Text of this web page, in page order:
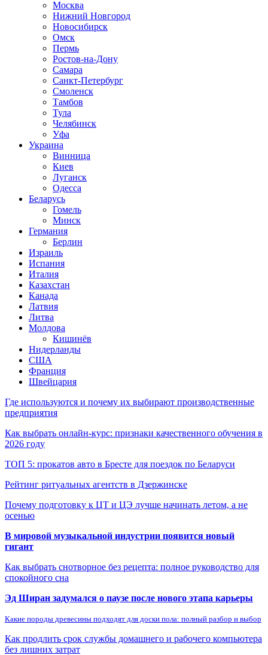
Москва
Нижний Новгород
Новосибирск
Омск
Пермь
Ростов-на-Дону
Самара
Санкт-Петербург
Смоленск
Тамбов
Тула
Челябинск
Уфа
Украина
Винница
Киев
Луганск
Одесса
Беларусь
Гомель
Минск
Германия
Берлин
Израиль
Испания
Италия
Казахстан
Канада
Латвия
Литва
Молдова
Кишинёв
Нидерланды
США
Франция
Швейцария
Где используются и почему их выбирают производственные
предприятия
Как выбрать онлайн-курс: признаки качественного обучения в
2026 году
ТОП 5: прокатов авто в Бресте для поездок по Беларуси
Рейтинг ритуальных агентств в Дзержинске
Почему подготовку к ЦТ и ЦЭ лучше начинать летом, а не
осенью
В мировой музыкальной индустрии появится новый
гигант
Как выбрать снотворное без рецепта: полное руководство для
спокойного сна
Эд Ширан задумался о паузе после нового этапа карьеры
Какие породы древесины подходят для доски пола: полный разбор и выбор
Как продлить срок службы домашнего и рабочего компьютера
без лишних затрат